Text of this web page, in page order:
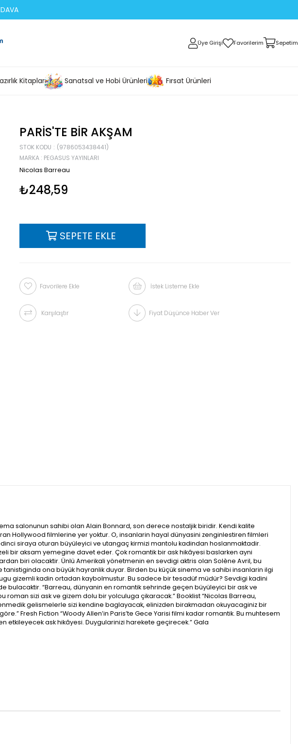
Üye Girişi Favorilerim Sepetim
Kitapları Sanatsal ve Hobi Ürünleri Fırsat Ürünleri
PARIS'TE BIR AKŞAM
STOK KODU
(9786053438441)
MARKA : PEGASUS YAYINLARI
Nicolas Barreau
₺248,59
Favorilere Ekle İstek Listeme Ekle
Karşılaştır Fiyat Düşünce Haber Ver
salonunun sahibi olan Alain Bonnard, son derece nostaljik biridir. Kendi kalite
Hollywood filmlerine yer yoktur. O, insanlarin hayal dünyasini zenginlestiren filmleri
siraya oturan büyüleyici ve utangaç kirmizi mantolu kadindan hoslanmaktadir.
bir aksam yemegine davet eder. Çok romantik bir ask hikâyesi baslarken ayni
biri olacaktir. Ünlü Amerikali yönetmenin en sevdigi aktris olan Solène Avril, bu
ona büyük hayranlik duyar. Birden bu küçük sinema ve sahibi insanlarin ilgi
gizemli kadin ortadan kaybolmustur. Bu sadece bir tesadüf müdür? Sevdigi kadini
“Barreau, dünyanin en romantik sehrinde geçen büyüleyici bir ask ve
sizi ask ve gizem dolu bir yolculuga çikaracak.” Booklist “Nicolas Barreau,
gelismelerle sizi kendine baglayacak, elinizden birakmadan okuyacaginiz bir
Fresh Fiction “Woody Allen’in Paris’te Gece Yarisi filmi kadar romantik. Bu muhtesem
etkileyecek ask hikâyesi. Duygularinizi harekete geçirecek.” Gala